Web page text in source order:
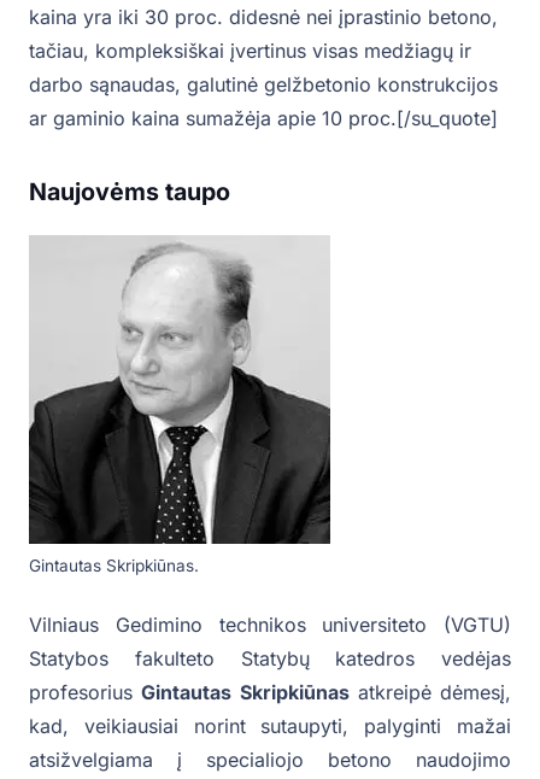
kaina yra iki 30 proc. didesnė nei įprastinio betono,
tačiau, kompleksiškai įvertinus visas medžiagų ir
darbo sąnaudas, galutinė gelžbetonio konstrukcijos
ar gaminio kaina sumažėja apie 10 proc.[/su_quote]
Naujovėms taupo
Gintautas Skripkiūnas.
Vilniaus Gedimino technikos universiteto (VGTU)
Statybos fakulteto Statybų katedros vedėjas
profesoriusGintautas Skripkiūnasatkreipė dėmesį,
kad, veikiausiai norint sutaupyti, palyginti mažai
atsižvelgiama į specialiojo betono naudojimo